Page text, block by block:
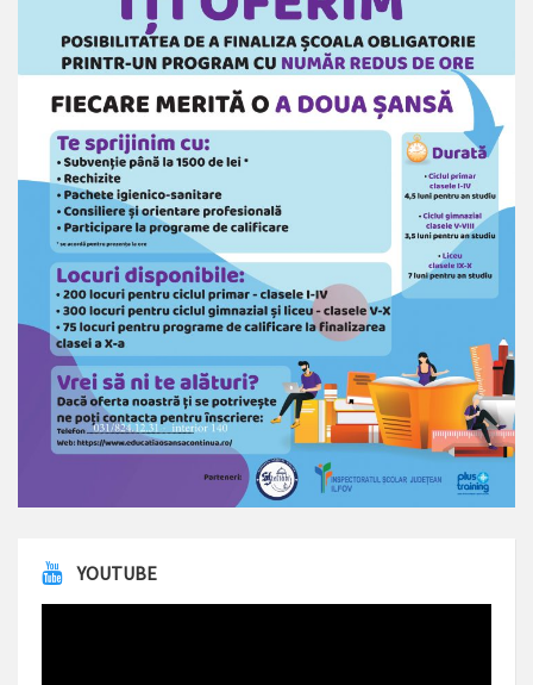
YOUTUBE